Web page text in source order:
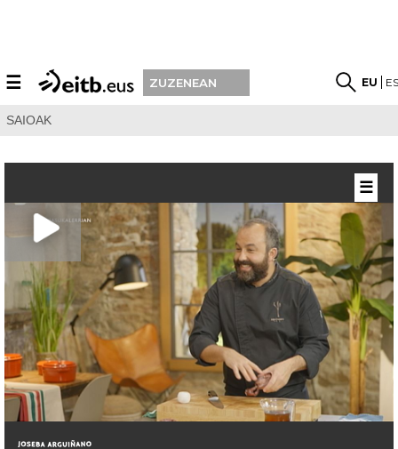
☰ ZUZENEAN EU
SAIOAK
☰